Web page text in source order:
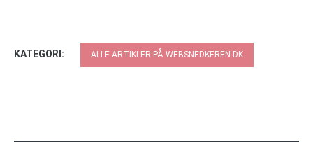
KATEGORI: ALLE ARTIKLER PÅ WEBSNEDKEREN.DK